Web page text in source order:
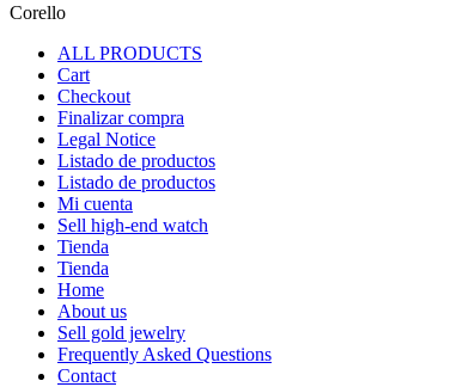
Corello
ALL PRODUCTS
Cart
Checkout
Finalizar compra
Legal Notice
Listado de productos
Listado de productos
Mi cuenta
Sell high-end watch
Tienda
Tienda
Home
About us
Sell gold jewelry
Frequently Asked Questions
Contact